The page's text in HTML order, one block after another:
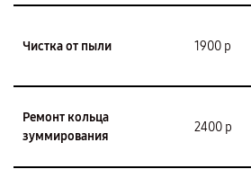
Чистка от пыли 1900 р
Ремонт кольца
зуммирования
2400 р